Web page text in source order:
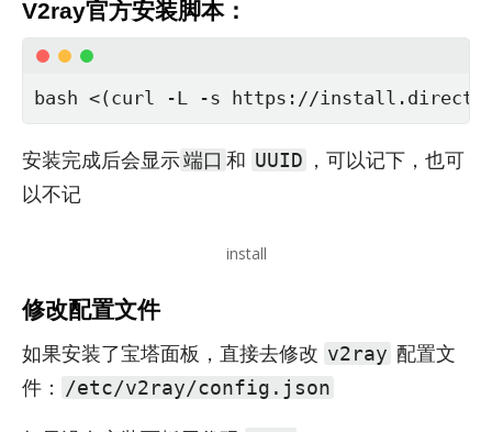
V2ray官方安装脚本：
bash <(curl -L -s https://install.direct/
安装完成后会显示端口 和 UUID ，可以记下，也可
以不记
install
修改配置文件
如果安装了宝塔面板，直接去修改 v2ray 配置文
件：
/etc/v2ray/config.json